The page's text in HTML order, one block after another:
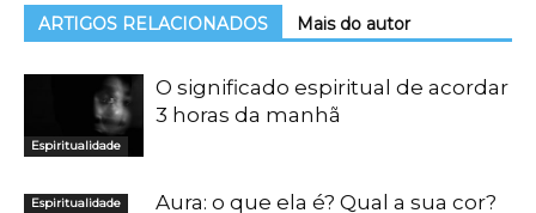
ARTIGOS RELACIONADOS Mais do autor
Espiritualidade
O significado espiritual de acordar
3 horas da manhã
Espiritualidade
Aura: o que ela é? Qual a sua cor?